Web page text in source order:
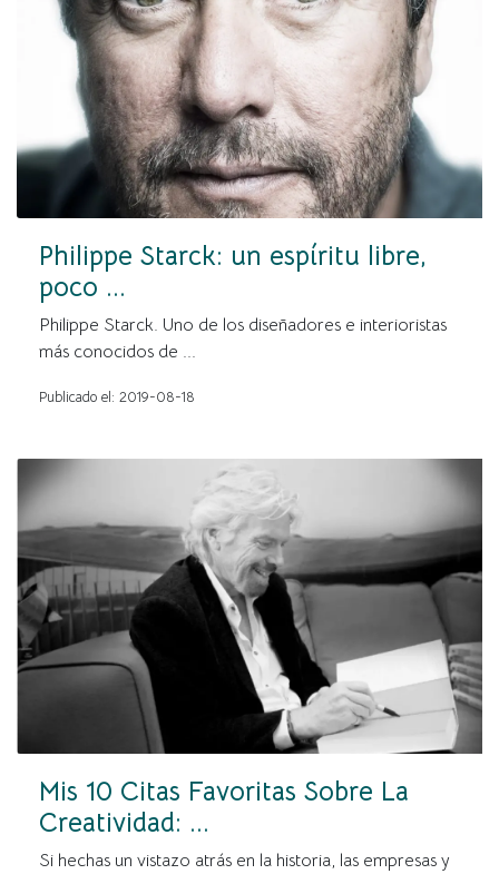
Philippe Starck: un espíritu libre,
poco ...
Philippe Starck. Uno de los diseñadores e interioristas
más conocidos de ...
Publicado el: 2019-08-18
Mis 10 Citas Favoritas Sobre La
Creatividad: ...
Si hechas un vistazo atrás en la historia, las empresas y